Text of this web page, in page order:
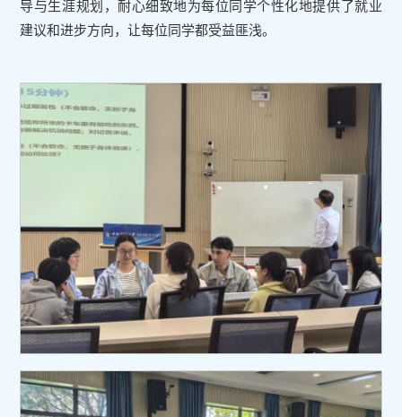
导与生涯规划，耐心细致地为每位同学个性化地提供了就业
建议和进步方向，让每位同学都受益匪浅。